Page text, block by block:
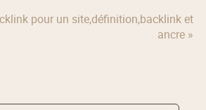
pour un site,définition,backlink et
ancre »